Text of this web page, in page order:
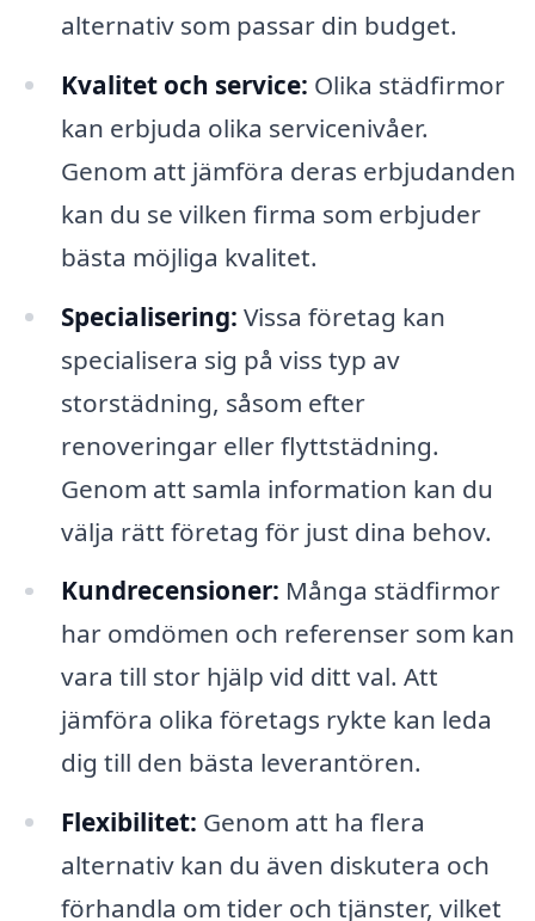
alternativ som passar din budget.
Kvalitet och service: Olika städfirmor
kan erbjuda olika servicenivåer.
Genom att jämföra deras erbjudanden
kan du se vilken firma som erbjuder
bästa möjliga kvalitet.
Specialisering: Vissa företag kan
specialisera sig på viss typ av
storstädning, såsom efter
renoveringar eller flyttstädning.
Genom att samla information kan du
välja rätt företag för just dina behov.
Kundrecensioner: Många städfirmor
har omdömen och referenser som kan
vara till stor hjälp vid ditt val. Att
jämföra olika företags rykte kan leda
dig till den bästa leverantören.
Flexibilitet: Genom att ha flera
alternativ kan du även diskutera och
förhandla om tider och tjänster, vilket